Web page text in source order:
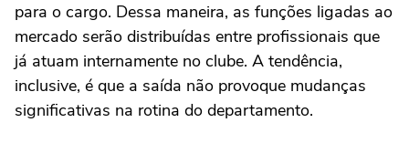
para o cargo. Dessa maneira, as funções ligadas ao
mercado serão distribuídas entre profissionais que
já atuam internamente no clube. A tendência,
inclusive, é que a saída não provoque mudanças
significativas na rotina do departamento.